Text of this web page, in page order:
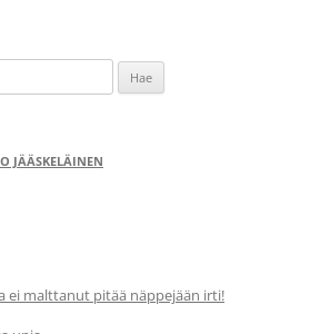
JÄÄSKELÄINEN
ei malttanut pitää näppejään irti!